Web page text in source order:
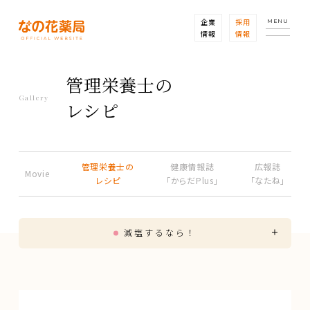
企業
情報
採用
情報
MENU
Gallery
管理栄養士の
レシピ
Movie
管理栄養士の
レシピ
健康情報誌
「からだPlus」
広報誌
「なたね」
減塩するなら！